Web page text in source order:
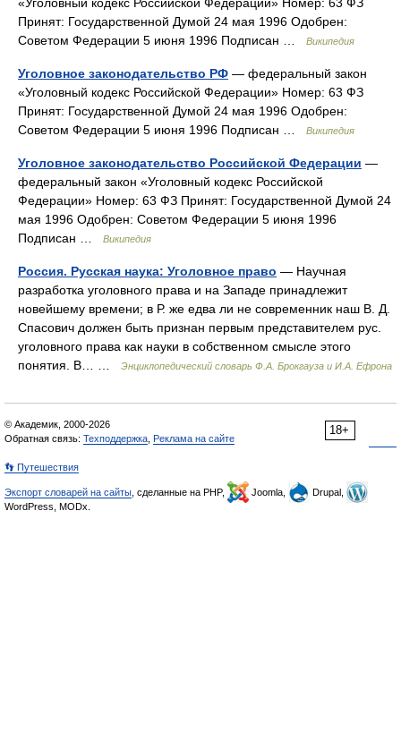
Принят: Государственной Думой 24 мая 1996 Одобрен:
Советом Федерации 5 июня 1996 Подписан …
Википедия
Уголовное законодательство РФ — федеральный закон
«Уголовный кодекс Российской Федерации» Номер: 63 ФЗ
Принят: Государственной Думой 24 мая 1996 Одобрен:
Советом Федерации 5 июня 1996 Подписан …
Википедия
Уголовное законодательство Российской Федерации —
федеральный закон «Уголовный кодекс Российской
Федерации» Номер: 63 ФЗ Принят: Государственной Думой 24
мая 1996 Одобрен: Советом Федерации 5 июня 1996
Подписан …
Википедия
Россия. Русская наука: Уголовное право — Научная
разработка уголовного права и на Западе принадлежит
новейшему времени; в Р. же едва ли не современник наш В. Д.
Спасович должен быть признан первым представителем рус.
уголовного права как науки в собственном смысле этого
понятия. В… …
Энциклопедический словарь Ф.А. Брокгауза и И.А. Ефрона
18+
© Академик, 2000-2026
Обратная связь: Техподдержка Реклама на сайте
👣 Путешествия
Экспорт словарей на сайты , сделанные на PHP, Joomla,
Drupal,
WordPress, MODx.